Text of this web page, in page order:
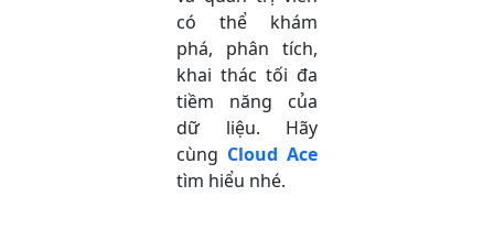
có thể khám
phá, phân tích,
khai thác tối đa
tiềm năng của
dữ liệu. Hãy
cùng Cloud Ace
tìm hiểu nhé.